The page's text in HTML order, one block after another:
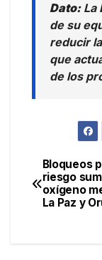
Dato:La
de su
reducir
que
de los
de
Bloqueos
riesgo
oxígeno
La Paz y